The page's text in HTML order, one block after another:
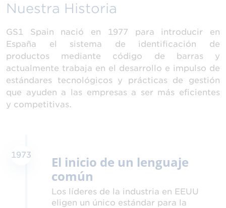
Nuestra Historia
GS1 Spain nació en 1977 para introducir en
España el sistema de identificación de
productos mediante código de barras y
actualmente trabaja en el desarrollo e impulso de
estándares tecnológicos y prácticas de gestión
que ayuden a las empresas a ser más eficientes
y competitivas.
1973
El inicio de un lenguaje
común
Los líderes de la industria en EEUU
eligen un único estándar para la